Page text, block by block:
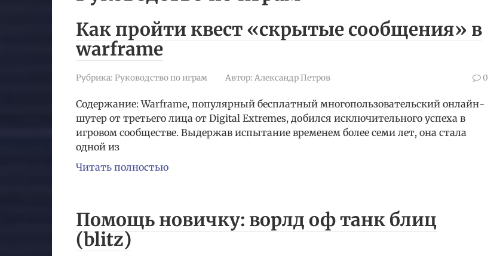
Как пройти квест «скрытые сообщения» в
warframe
Рубрика: Руководство по играм Автор: Александр Петров 0
Содержание: Warframe, популярный бесплатный многопользовательский онлайн-
шутер от третьего лица от Digital Extremes, добился исключительного успеха в
игровом сообществе. Выдержав испытание временем более семи лет, она стала
одной из
Читать полностью
Помощь новичку: ворлд оф танк блиц
(blitz)